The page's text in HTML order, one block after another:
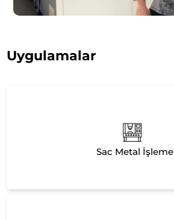
Uygulamalar
Sac Metal İşleme